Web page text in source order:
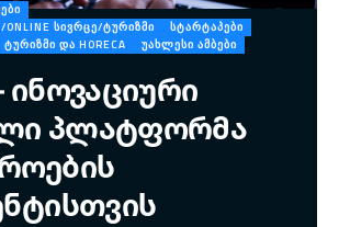
ᲡᲘᲕᲠᲪᲔ/ᲢᲣᲠᲘᲖᲛᲘ
ᲡᲢᲐᲠᲢᲐᲞᲔᲑᲘ
ᲢᲣᲠᲘᲖᲛᲘ ᲓᲐ HORECA ᲣᲐᲮᲚᲔᲡᲘ ᲐᲛᲑᲔᲑᲘ
ინოვაციური
პლატფორმა